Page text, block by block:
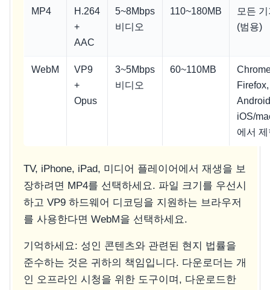
MP4
H.264
+
AAC
5~8Mbps
비디오
110~180MB
모든
(범용)
WebM
VP9
+
Opus
3~5Mbps
비디오
60~110MB
Firefox,
iOS/
에서
TV, iPhone, iPad, 미디어 플레이어에서 재생을 보
장하려면 MP4를 선택하세요. 파일 크기를 우선시
하고 VP9 하드웨어 디코딩을 지원하는 브라우저
를 사용한다면 WebM을 선택하세요.
기억하세요: 성인 콘텐츠와 관련된 현지 법률을
준수하는 것은 귀하의 책임입니다. 다운로더는 개
인 오프라인 시청을 위한 도구이며, 다운로드한